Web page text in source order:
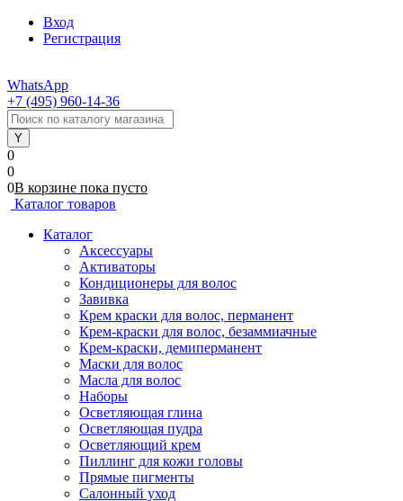
Вход
Регистрация
WhatsApp
+7 (495) 960-14-36
0
0
0В корзине пока пусто
Каталог товаров
Каталог
Аксессуары
Активаторы
Кондиционеры для волос
Завивка
Крем краски для волос, перманент
Крем-краски для волос, безаммиачные
Крем-краски, демиперманент
Маски для волос
Масла для волос
Наборы
Осветляющая глина
Осветляющая пудра
Осветляющий крем
Пиллинг для кожи головы
Прямые пигменты
Салонный уход